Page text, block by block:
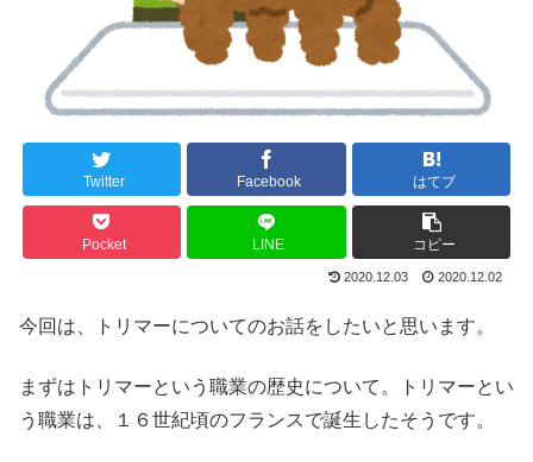
Twitter Facebook はてブ
Pocket LINE コピー
2020.12.03 2020.12.02
今回は、トリマーについてのお話をしたいと思います。
まずはトリマーという職業の歴史について。トリマーとい
う職業は、１６世紀頃のフランスで誕生したそうです。